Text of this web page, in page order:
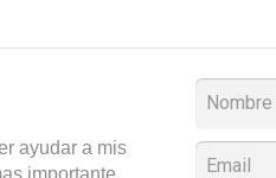
ayudar a mis